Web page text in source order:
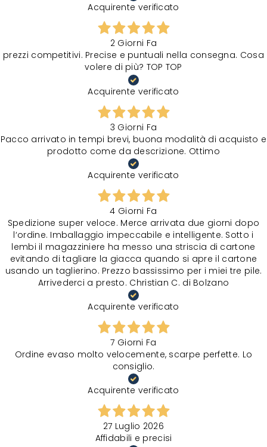
Acquirente verificato
2 Giorni Fa
prezzi competitivi. Precise e puntuali nella consegna. Cosa
volere di più? TOP TOP
Acquirente verificato
3 Giorni Fa
Pacco arrivato in tempi brevi, buona modalità di acquisto e
prodotto come da descrizione. Ottimo
Acquirente verificato
4 Giorni Fa
Spedizione super veloce. Merce arrivata due giorni dopo
l‘ordine. Imballaggio impeccabile e intelligente. Sotto i
lembi il magazziniere ha messo una striscia di cartone
evitando di tagliare la giacca quando si apre il cartone
usando un taglierino. Prezzo bassissimo per i miei tre pile.
Arrivederci a presto. Christian C. di Bolzano
Acquirente verificato
7 Giorni Fa
Ordine evaso molto velocemente, scarpe perfette. Lo
consiglio.
Acquirente verificato
27 Luglio 2026
Affidabili e precisi